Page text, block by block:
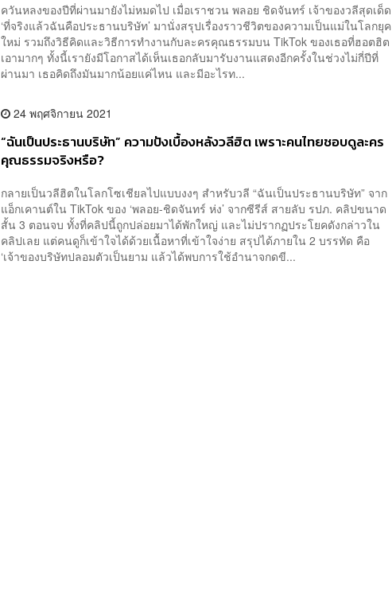
ควันหลงของปีที่ผ่านมายังไม่หมดไป เมื่อเราชวน พลอย ชิดจันทร์ เจ้าของวลีสุดเด็ด
‘ที่จริงแล้วฉันคือประธานบริษัท’ มานั่งสรุปเรื่องราวชีวิตของความเป็นแม่ในโลกยุค
ใหม่ รวมถึงวิธีคิดและวิธีการทำงานกับละครคุณธรรมบน TikTok ของเธอที่ฮอตฮิต
เอามากๆ ทั้งนี้เรายังมีโอกาสได้เห็นเธอกลับมารับงานแสดงอีกครั้งในช่วงไม่กี่ปีที่
ผ่านมา เธอคิดถึงมันมากน้อยแค่ไหน และมีอะไรท...
24 พฤศจิกายน 2021
“ฉันเป็นประธานบริษัท” ความปังเบื้องหลังวลีฮิต เพราะคนไทยชอบดูละคร
คุณธรรมจริงหรือ?
กลายเป็นวลีฮิตในโลกโซเชียลไปแบบงงๆ สำหรับวลี “ฉันเป็นประธานบริษัท” จาก
แอ็กเคานต์ใน TikTok ของ ‘พลอย-ชิดจันทร์ ห่ง’ จากซีรีส์ สายลับ รปภ. คลิปขนาด
สั้น 3 ตอนจบ ทั้งที่คลิปนี้ถูกปล่อยมาได้พักใหญ่ และไม่ปรากฏประโยคดังกล่าวใน
คลิปเลย แต่คนดูก็เข้าใจได้ด้วยเนื้อหาที่เข้าใจง่าย สรุปได้ภายใน 2 บรรทัด คือ
‘เจ้าของบริษัทปลอมตัวเป็นยาม แล้วได้พบการใช้อำนาจกดขี...